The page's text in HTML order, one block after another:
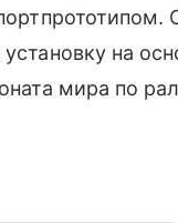
на
мира по